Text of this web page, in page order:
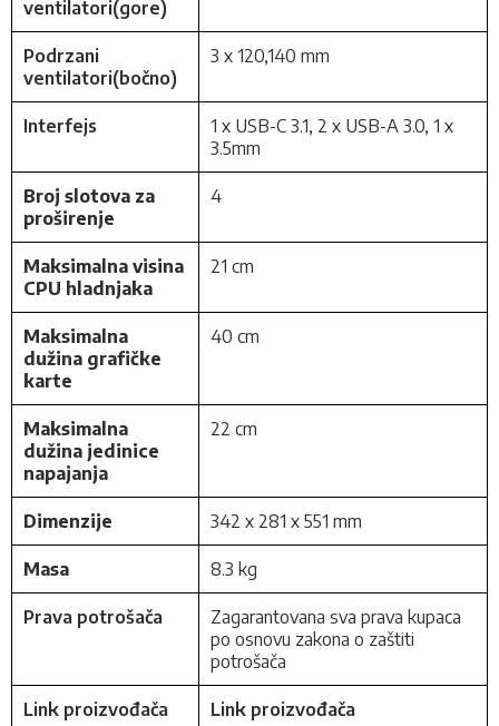
ventilatori(gore)
Podrzani
ventilatori(bočno)
3 x 120,140 mm
Interfejs
1 x USB-C 3.1, 2 x USB-A 3.0, 1 x
3.5mm
Broj slotova za
proširenje
4
Maksimalna visina
CPU hladnjaka
21 cm
Maksimalna
dužina grafičke
karte
40 cm
Maksimalna
dužina jedinice
napajanja
22 cm
Dimenzije 342 x 281 x 551 mm
Masa 8.3 kg
Prava potrošača
Zagarantovana sva prava kupaca
po osnovu zakona o zaštiti
potrošača
Link proizvođača Link proizvođača